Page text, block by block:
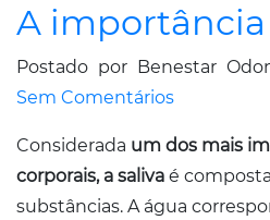
A importância
Postado por Benestar
Sem Comentários
Considerada um dos mais
corporais, a saliva é
substâncias. A água